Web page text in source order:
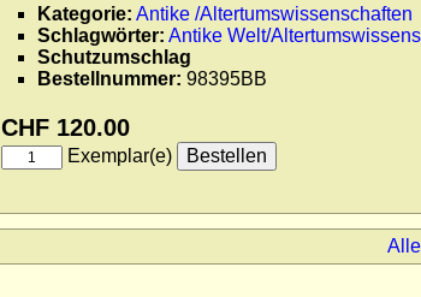
Kategorie: Antike /Altertumswissenschaften
Schlagwörter: Antike Welt/
Schutzumschlag
Bestellnummer: 98395BB
CHF 120.00
Exemplar(e)